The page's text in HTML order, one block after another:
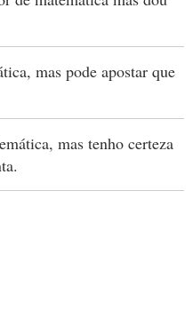
mas pode apostar que
mas tenho certeza